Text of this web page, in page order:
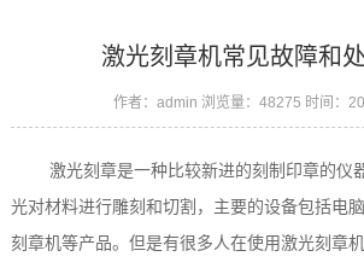
激光刻章机常见故障和
作者：admin 浏览量：48275 时间：
激光刻章是一种比较新进的刻制印章的仪
光对材料进行雕刻和切割，主要的设备包括电
刻章机等产品。但是有很多人在使用激光刻章